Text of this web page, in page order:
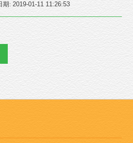
期:2019-01-11 11:26:53